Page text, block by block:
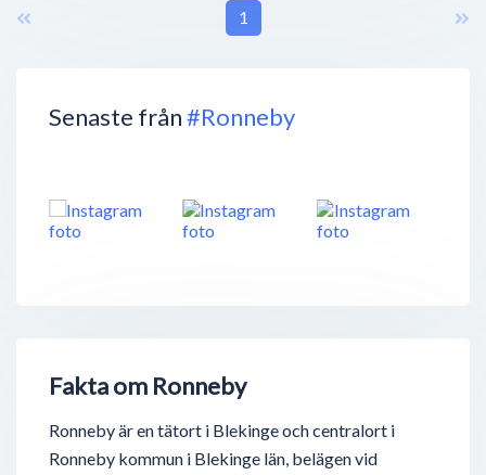
Senaste från#Ronneby
Fakta om Ronneby
Ronneby är en tätort i Blekinge och centralort i
Ronneby kommun i Blekinge län, belägen vid
1